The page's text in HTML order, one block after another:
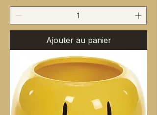
Ajouter au panier